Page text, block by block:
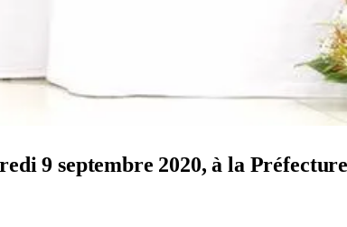
9 septembre 2020, à la